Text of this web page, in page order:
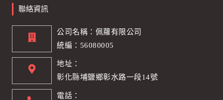
聯絡資訊
公司名稱：佩蘿有限公司
統編：56080005
地址：
彰化縣埔鹽鄉彰水路一段14號
電話：